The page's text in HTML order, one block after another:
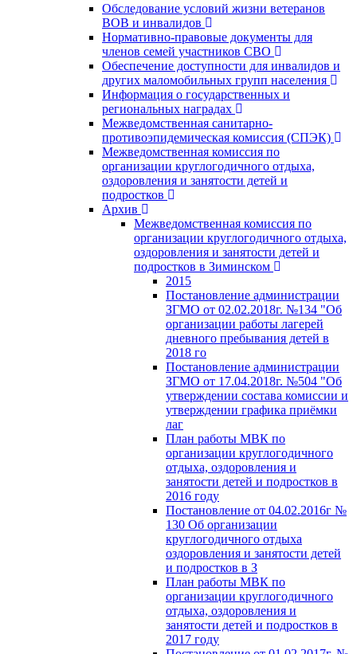
Обследование условий жизни ветеранов
ВОВ и инвалидов
Нормативно-правовые документы для
членов семей участников СВО
Обеспечение доступности для инвалидов и
других маломобильных групп населения
Информация о государственных и
региональных наградах
Межведомственная санитарно-
противоэпидемическая комиссия (СПЭК)
Межведомственная комиссия по
организации круглогодичного отдыха,
оздоровления и занятости детей и
подростков
Архив
Межведомственная комиссия по
организации круглогодичного отдыха,
оздоровления и занятости детей и
подростков в Зиминском
2015
Постановление администрации
ЗГМО от 02.02.2018г. №134 "Об
организации работы лагерей
дневного пребывания детей в
2018 го
Постановление администрации
ЗГМО от 17.04.2018г. №504 "Об
утверждении состава комиссии и
утверждении графика приёмки
лаг
План работы МВК по
организации круглогодичного
отдыха, оздоровления и
занятости детей и подростков в
2016 году
Постановление от 04.02.2016г №
130 Об организации
круглогодичного отдыха
оздоровления и занятости детей
и подростков в З
План работы МВК по
организации круглогодичного
отдыха, оздоровления и
занятости детей и подростков в
2017 году